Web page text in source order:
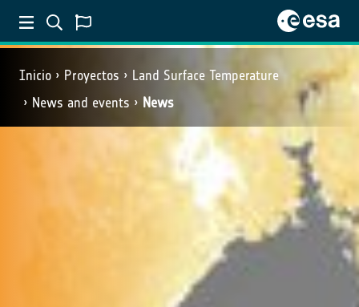
Inicio Proyectos
Land Surface Temperature
News and events
News